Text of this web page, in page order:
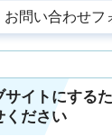
サイトにする
ください